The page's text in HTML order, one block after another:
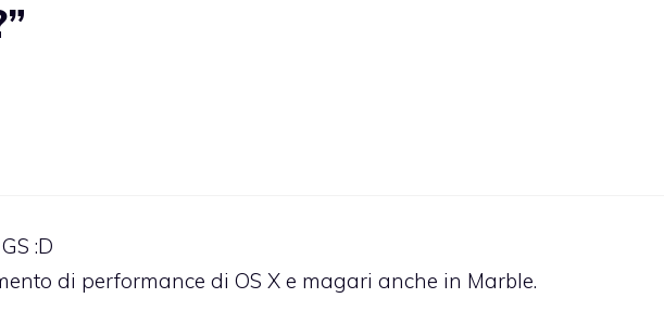
:D
di performance di OS X e magari anche in Marble.